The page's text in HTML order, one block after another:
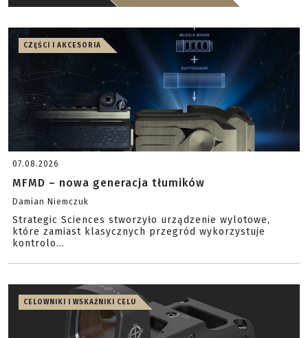
CZĘŚCI I AKCESORIA
07.08.2026
MFMD – nowa generacja tłumików
Damian Niemczuk
Strategic Sciences stworzyło urządzenie wylotowe,
które zamiast klasycznych przegród wykorzystuje
kontrolo...
CELOWNIKI I WSKAŹNIKI CELU